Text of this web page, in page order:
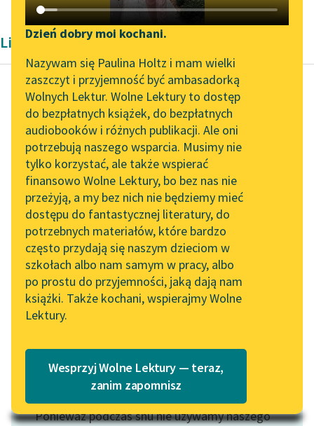
Katalog DAISY
Podkasty o książkach
Zgłoś brak utworu
Aktualności
„Prokurator Alicja Horn”
do słuchania
Byliśmy częścią AI Impact
Lab
Zapraszamy na spotkanie
online z tłumaczkami
literatury skandynawskiej
Spotkanie z Katarzyną
Tunkiel w Oslo
102. lata temu zmarł
Joseph Conrad
Lektury szkolne i klasyka
literatury do słuchania dla
uczennic i uczniów z
Narzędzia
Mapa Wolnych Lektur
Leśmianator
Przewodnik dla piszących i
czytających
API
OAI-PMH
Widget Wolnych Lektur
Przypisy
Katalog w formacie PDF
Dzień dobry moi kochani.
Nazywam się Paulina Holtz i mam wielki
zaszczyt i przyjemność być ambasadorką
Wolnych Lektur. Wolne Lektury to dostęp
do bezpłatnych książek, do bezpłatnych
audiobooków i różnych publikacji. Ale oni
potrzebują naszego wsparcia. Musimy nie
tylko korzystać, ale także wspierać
finansowo Wolne Lektury, bo bez nas nie
przeżyją, a my bez nich nie będziemy mieć
dostępu do fantastycznej literatury, do
potrzebnych materiałów, które bardzo
często przydają się naszym dzieciom w
szkołach albo nam samym w pracy, albo
po prostu do przyjemności, jaką dają nam
książki. Także kochani, wspierajmy Wolne
Lektury.
Wesprzyj Wolne Lektury — teraz,
zanim zapomnisz
Liryka Karola Maliszewskiego
Karol Maliszewski
Sens (Ostrołęka)
Czytaj więcej
Motyw: Sen
Ponieważ podczas snu nie używamy naszego